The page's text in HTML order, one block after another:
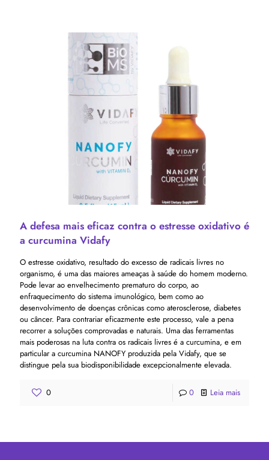
A defesa mais eficaz contra o estresse oxidativo é
a curcumina Vidafy
O estresse oxidativo, resultado do excesso de radicais livres no
organismo, é uma das maiores ameaças à saúde do homem moderno.
Pode levar ao envelhecimento prematuro do corpo, ao
enfraquecimento do sistema imunológico, bem como ao
desenvolvimento de doenças crônicas como aterosclerose, diabetes
ou câncer. Para contrariar eficazmente este processo, vale a pena
recorrer a soluções comprovadas e naturais. Uma das ferramentas
mais poderosas na luta contra os radicais livres é a curcumina, e em
particular a curcumina NANOFY produzida pela Vidafy, que se
distingue pela sua biodisponibilidade excepcionalmente elevada.
0 0 Leia mais